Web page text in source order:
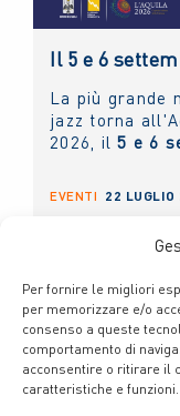
Per fornire le migliori
per memorizzare e/o
consenso a queste
comportamento di
acconsentire o ritirare il
caratteristiche e funzioni.
La più grande
jazz torna
2026, il 5 e 6
EVENTI 22
Cookie Policy Privacy